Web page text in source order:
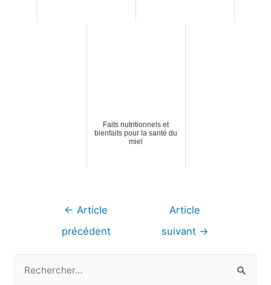
Faits nutritionnels et
bienfaits pour la santé du
miel
Navigation
← Article
précédent
Article
suivant →